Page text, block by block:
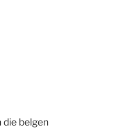
die belgen